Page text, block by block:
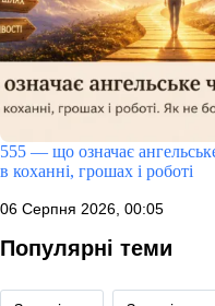
555 — що означає
в коханні, грошах і роботі
06 Серпня 2026, 00:05
Популярні теми